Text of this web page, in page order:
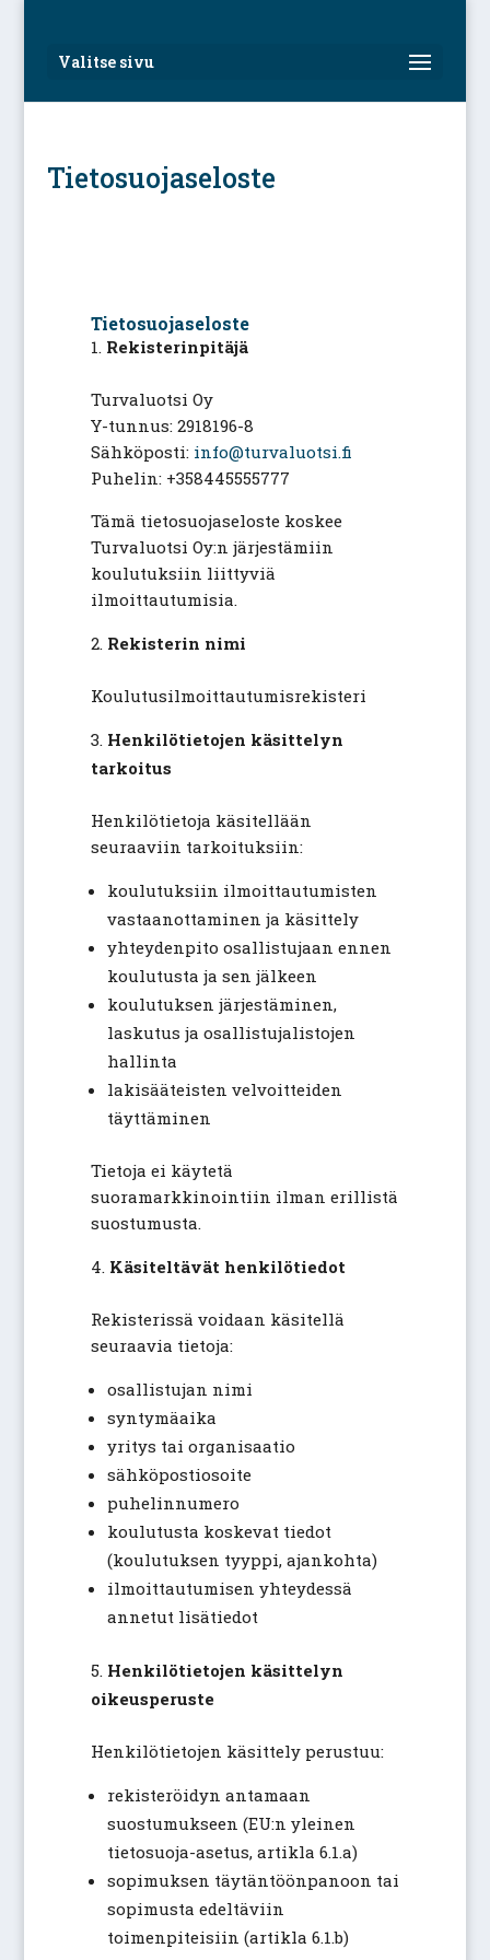
Valitse sivu
Tietosuojaseloste
Tietosuojaseloste
Rekisterinpitäjä
Turvaluotsi Oy
Y-tunnus: 2918196-8
Sähköposti: info@turvaluotsi.fi
Puhelin: +358445555777
Tämä tietosuojaseloste koskee
Turvaluotsi Oy:n järjestämiin
koulutuksiin liittyviä
ilmoittautumisia.
Rekisterin nimi
Koulutusilmoittautumisrekisteri
Henkilötietojen käsittelyn
tarkoitus
Henkilötietoja käsitellään
seuraaviin tarkoituksiin:
koulutuksiin ilmoittautumisten
vastaanottaminen ja käsittely
yhteydenpito osallistujaan ennen
koulutusta ja sen jälkeen
koulutuksen järjestäminen,
laskutus ja osallistujalistojen
hallinta
lakisääteisten velvoitteiden
täyttäminen
Tietoja ei käytetä
suoramarkkinointiin ilman erillistä
suostumusta.
Käsiteltävät henkilötiedot
Rekisterissä voidaan käsitellä
seuraavia tietoja:
osallistujan nimi
syntymäaika
yritys tai organisaatio
sähköpostiosoite
puhelinnumero
koulutusta koskevat tiedot
(koulutuksen tyyppi, ajankohta)
ilmoittautumisen yhteydessä
annetut lisätiedot
Henkilötietojen käsittelyn
oikeusperuste
Henkilötietojen käsittely perustuu:
rekisteröidyn antamaan
suostumukseen (EU:n yleinen
tietosuoja-asetus, artikla 6.1.a)
sopimuksen täytäntöönpanoon tai
sopimusta edeltäviin
toimenpiteisiin (artikla 6.1.b)